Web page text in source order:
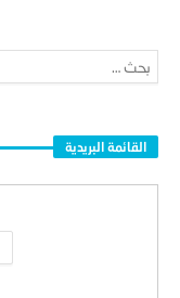
القائمة البريدية